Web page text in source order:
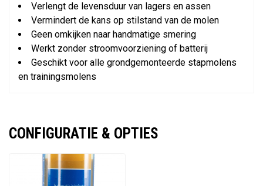
Verlengt de levensduur van lagers en assen
Vermindert de kans op stilstand van de molen
Geen omkijken naar handmatige smering
Werkt zonder stroomvoorziening of batterij
Geschikt voor alle grondgemonteerde stapmolens
en trainingsmolens
CONFIGURATIE & OPTIES